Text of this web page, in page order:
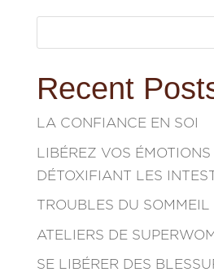
Recent
LA CONFIANCE EN SOI
LIBÉREZ VOS ÉMOTIONS
DÉTOXIFIANT LES
TROUBLES DU SOMMEIL
ATELIERS DE
SE LIBÉRER DES